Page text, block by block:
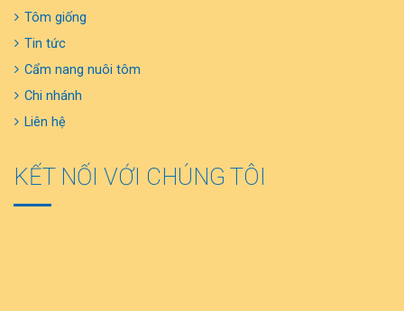
Tôm giống
Tin tức
Cẩm nang nuôi tôm
Chi nhánh
Liên hệ
KẾT NỐI VỚI CHÚNG TÔI